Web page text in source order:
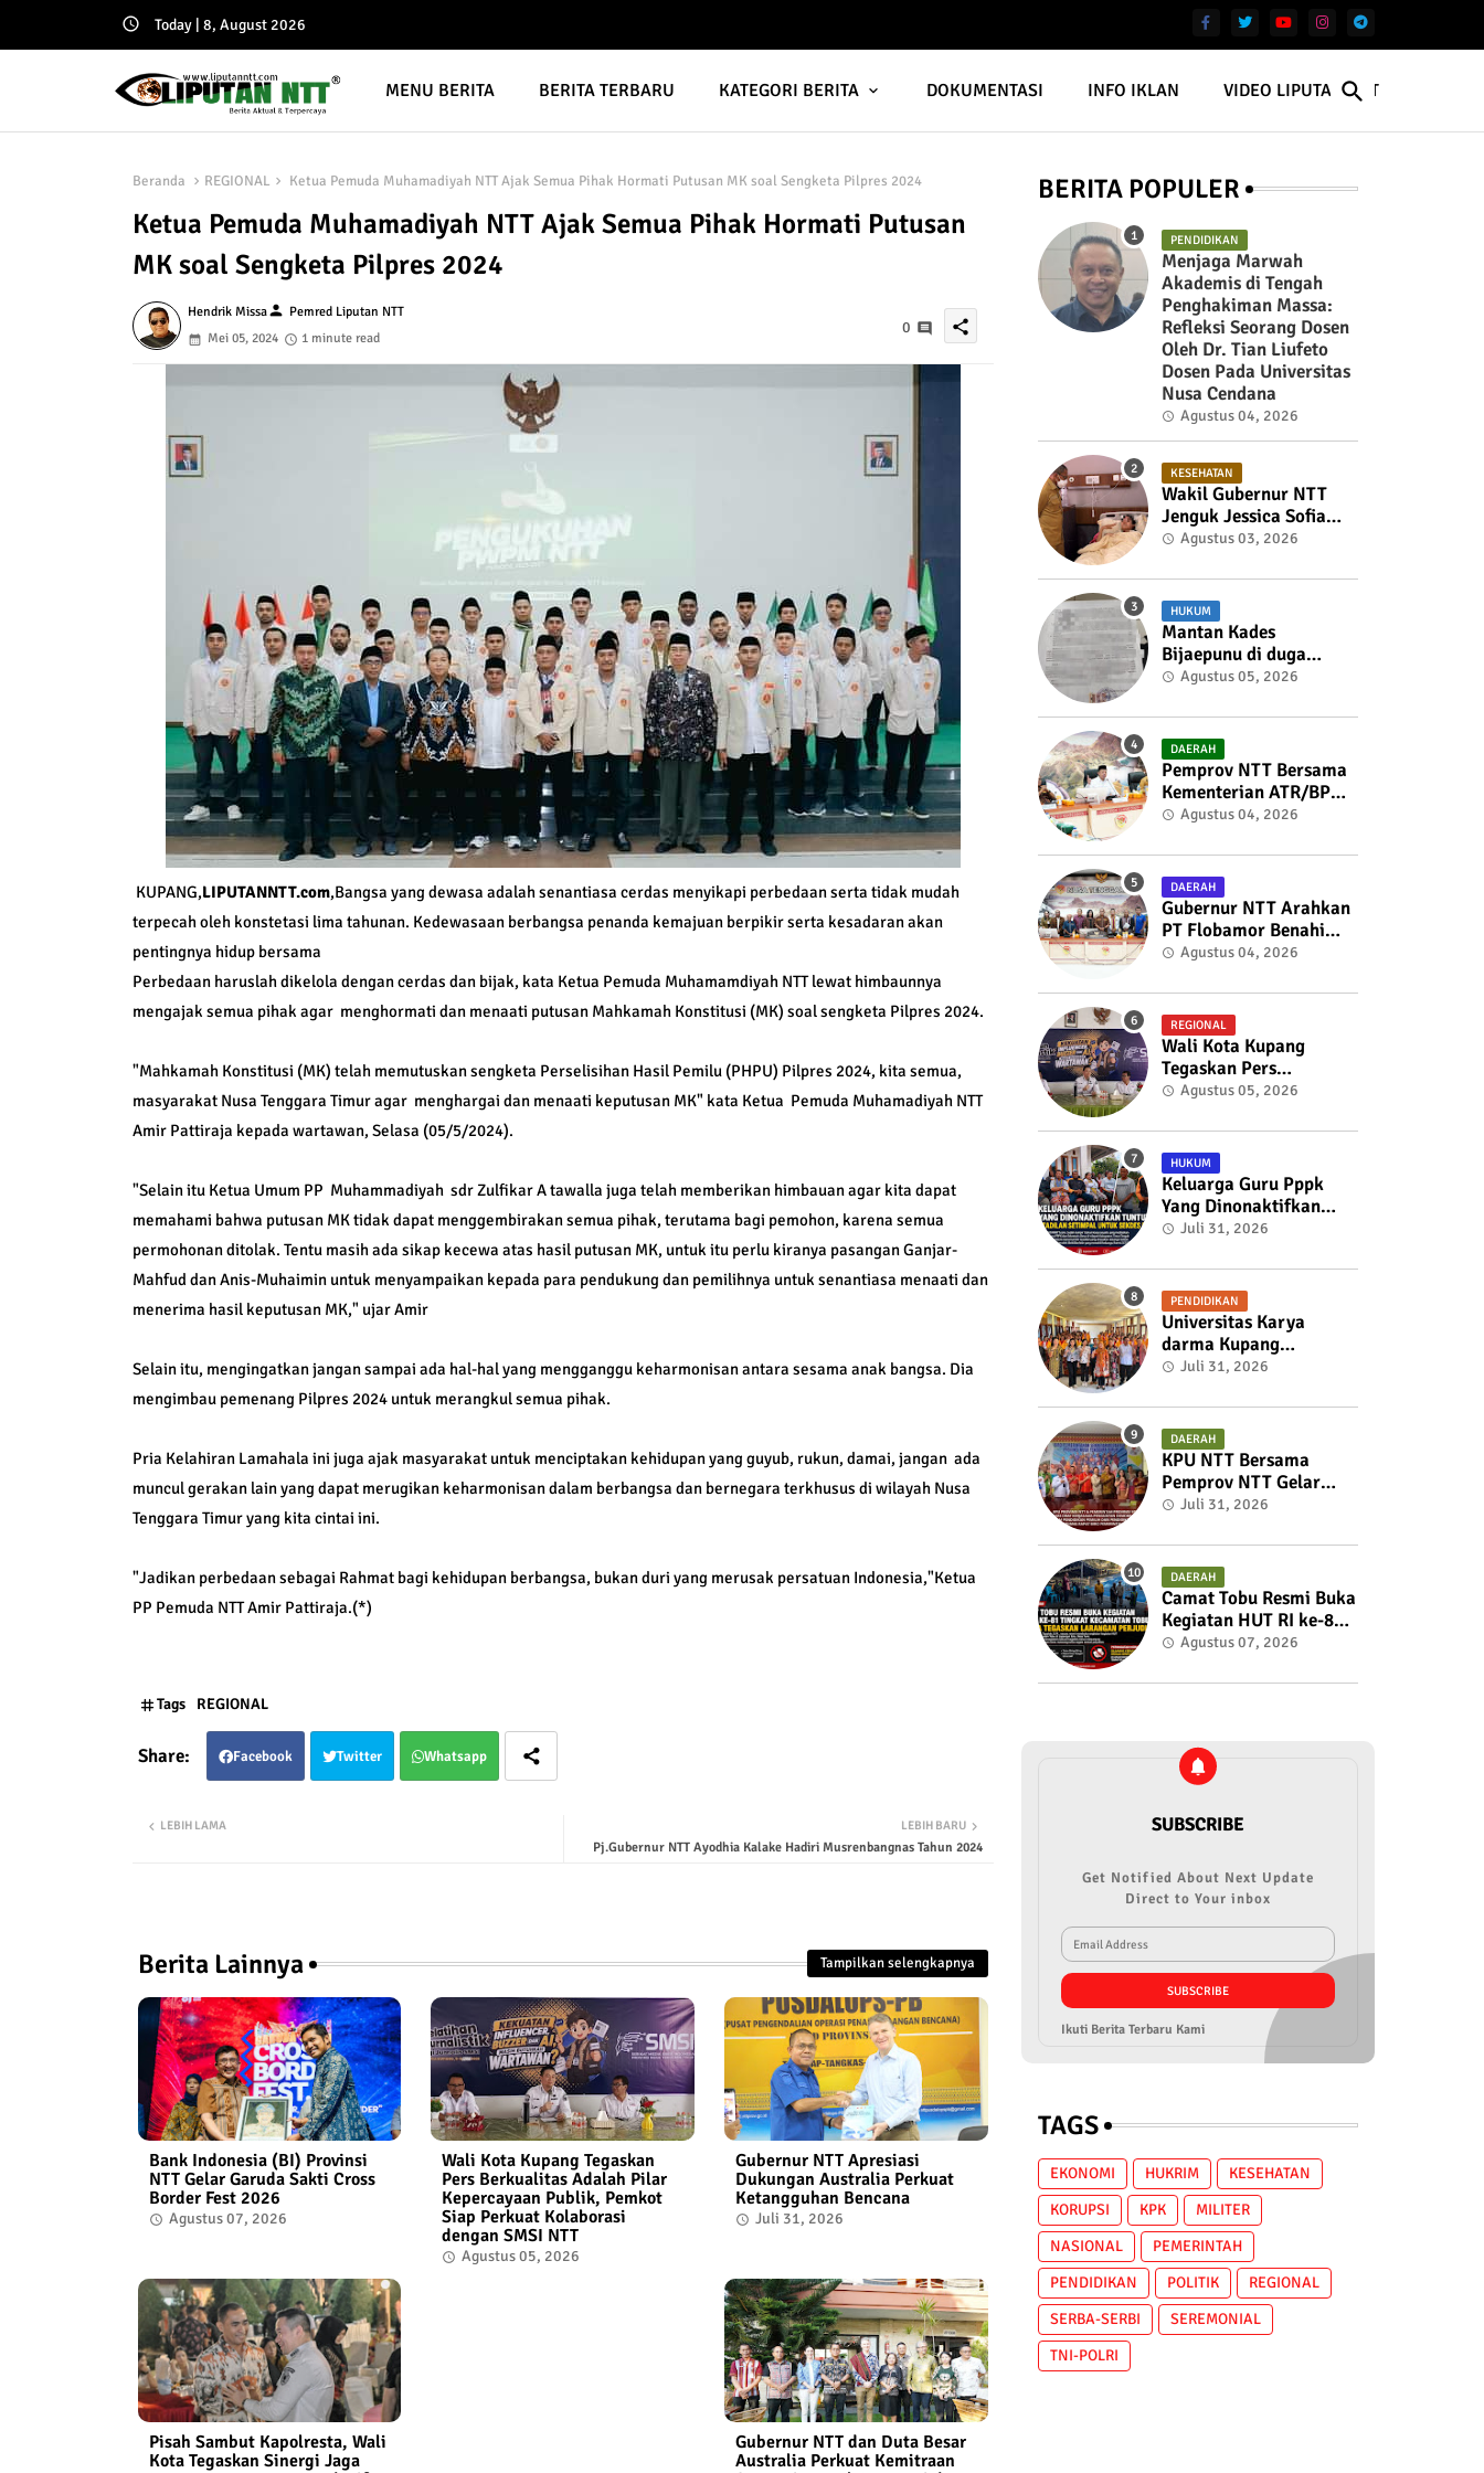
Today | 8, August 2026
MENU BERITA BERITA TERBARU KATEGORI BERITA DOKUMENTASI INFO IKLAN VIDEO LIPUTAN NTT
Beranda REGIONAL Ketua Pemuda Muhamadiyah NTT Ajak Semua Pihak Hormati Putusan MK soal Sengketa Pilpres 2024
Ketua Pemuda Muhamadiyah NTT Ajak Semua Pihak Hormati Putusan
MK soal Sengketa Pilpres 2024
Hendrik Missaperson Pemred Liputan NTT
Mei 05, 2024
1 minute read
0 share
KUPANG,LIPUTANNTT.com,Bangsa yang dewasa adalah senantiasa cerdas menyikapi perbedaan serta tidak mudah
terpecah oleh konstetasi lima tahunan. Kedewasaan berbangsa penanda kemajuan berpikir serta kesadaran akan
pentingnya hidup bersama
Perbedaan haruslah dikelola dengan cerdas dan bijak, kata Ketua Pemuda Muhamamdiyah NTT lewat himbaunnya
mengajak semua pihak agar menghormati dan menaati putusan Mahkamah Konstitusi (MK) soal sengketa Pilpres 2024.
"Mahkamah Konstitusi (MK) telah memutuskan sengketa Perselisihan Hasil Pemilu (PHPU) Pilpres 2024, kita semua,
masyarakat Nusa Tenggara Timur agar menghargai dan menaati keputusan MK" kata Ketua Pemuda Muhamadiyah NTT
Amir Pattiraja kepada wartawan, Selasa (05/5/2024).
"Selain itu Ketua Umum PP Muhammadiyah sdr Zulfikar A tawalla juga telah memberikan himbauan agar kita dapat
memahami bahwa putusan MK tidak dapat menggembirakan semua pihak, terutama bagi pemohon, karena semua
permohonan ditolak. Tentu masih ada sikap kecewa atas hasil putusan MK, untuk itu perlu kiranya pasangan Ganjar-
Mahfud dan Anis-Muhaimin untuk menyampaikan kepada para pendukung dan pemilihnya untuk senantiasa menaati dan
menerima hasil keputusan MK," ujar Amir
Selain itu, mengingatkan jangan sampai ada hal-hal yang mengganggu keharmonisan antara sesama anak bangsa. Dia
mengimbau pemenang Pilpres 2024 untuk merangkul semua pihak.
Pria Kelahiran Lamahala ini juga ajak masyarakat untuk menciptakan kehidupan yang guyub, rukun, damai, jangan ada
muncul gerakan lain yang dapat merugikan keharmonisan dalam berbangsa dan bernegara terkhusus di wilayah Nusa
Tenggara Timur yang kita cintai ini.
"Jadikan perbedaan sebagai Rahmat bagi kehidupan berbangsa, bukan duri yang merusak persatuan Indonesia,"Ketua
PP Pemuda NTT Amir Pattiraja.(*)
Tags REGIONAL
Facebook Twitter Whatsapp
LEBIH BARU
Pj.Gubernur NTT Ayodhia Kalake Hadiri Musrenbangnas Tahun 2024
LEBIH LAMA
Berita Lainnya Tampilkan selengkapnya
Bank Indonesia (BI) Provinsi
NTT Gelar Garuda Sakti Cross
Border Fest 2026
Agustus 07, 2026
Wali Kota Kupang Tegaskan
Pers Berkualitas Adalah Pilar
Kepercayaan Publik, Pemkot
Siap Perkuat Kolaborasi
dengan SMSI NTT
Agustus 05, 2026
Gubernur NTT Apresiasi
Dukungan Australia Perkuat
Ketangguhan Bencana
Juli 31, 2026
Pisah Sambut Kapolresta, Wali
Kota Tegaskan Sinergi Jaga
Gubernur NTT dan Duta Besar
Australia Perkuat Kemitraan
BERITA POPULER
PENDIDIKAN
Menjaga Marwah
Akademis di Tengah
Penghakiman Massa:
Refleksi Seorang Dosen
Oleh Dr. Tian Liufeto
Dosen Pada Universitas
Nusa Cendana
Agustus 04, 2026
KESEHATAN
Wakil Gubernur NTT
Jenguk Jessica Sofia
Tunardjo, Kondisi
Membaik
Agustus 03, 2026
HUKUM
Mantan Kades
Bijaepunu di duga
membuat Surat
Pemberhentian Sekdes
kepada Bupati TTS
Agustus 05, 2026
DAERAH
Pemprov NTT Bersama
Kementerian ATR/BPN
Perkuat Sinergi
dan Tata Ruang
Agustus 04, 2026
DAERAH
Gubernur NTT Arahkan
PT Flobamor Benahi
Fondasi Usaha,
Ekspansi Bisnis
Agustus 04, 2026
REGIONAL
Wali Kota Kupang
Tegaskan Pers
Berkualitas Adalah
Publik, Pemkot Siap
Perkuat Kolaborasi
dengan SMSI NTT
Agustus 05, 2026
HUKUM
Keluarga Guru Pppk
Yang Dinonaktifkan
Tuntut Keadilan
Bijaepunu
Juli 31, 2026
PENDIDIKAN
Universitas Karya
darma Kupang
Menunjukkan
Mendukung
Pembangunan
Masyarakat Melalui
KKN
Juli 31, 2026
DAERAH
KPU NTT Bersama
Pemprov NTT Gelar
Rakor Untuk Membahas
Draft Nota
Kesepahaman
Juli 31, 2026
DAERAH
Camat Tobu Resmi Buka
Kegiatan HUT RI ke-81
Tingkat Kecamatan
Larangan Perjudian
Agustus 07, 2026
SUBSCRIBE
Get Notified About Next Update
Direct to Your inbox
Ikuti Berita Terbaru Kami
TAGS
EKONOMI HUKRIM
KESEHATAN
KORUPSI
KPK
MILITER
NASIONAL
PEMERINTAH
PENDIDIKAN
POLITIK
REGIONAL
SERBA-SERBI
SEREMONIAL
TNI-POLRI